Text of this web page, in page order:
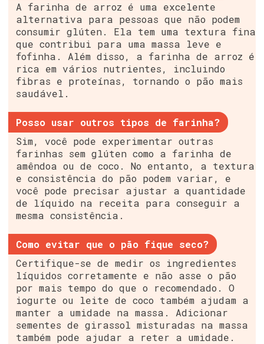
A farinha de arroz é uma excelente
alternativa para pessoas que não podem
consumir glúten. Ela tem uma textura fina
que contribui para uma massa leve e
fofinha. Além disso, a farinha de arroz é
rica em vários nutrientes, incluindo
fibras e proteínas, tornando o pão mais
saudável.
Posso usar outros tipos de farinha?
Sim, você pode experimentar outras
farinhas sem glúten como a farinha de
amêndoa ou de coco. No entanto, a textura
e consistência do pão podem variar, e
você pode precisar ajustar a quantidade
de líquido na receita para conseguir a
mesma consistência.
Como evitar que o pão fique seco?
Certifique-se de medir os ingredientes
líquidos corretamente e não asse o pão
por mais tempo do que o recomendado. O
iogurte ou leite de coco também ajudam a
manter a umidade na massa. Adicionar
sementes de girassol misturadas na massa
também pode ajudar a reter a umidade.